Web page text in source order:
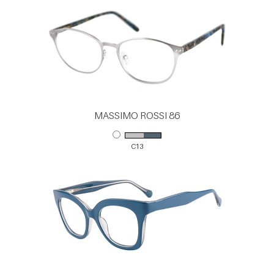
MASSIMO ROSSI 86
C13